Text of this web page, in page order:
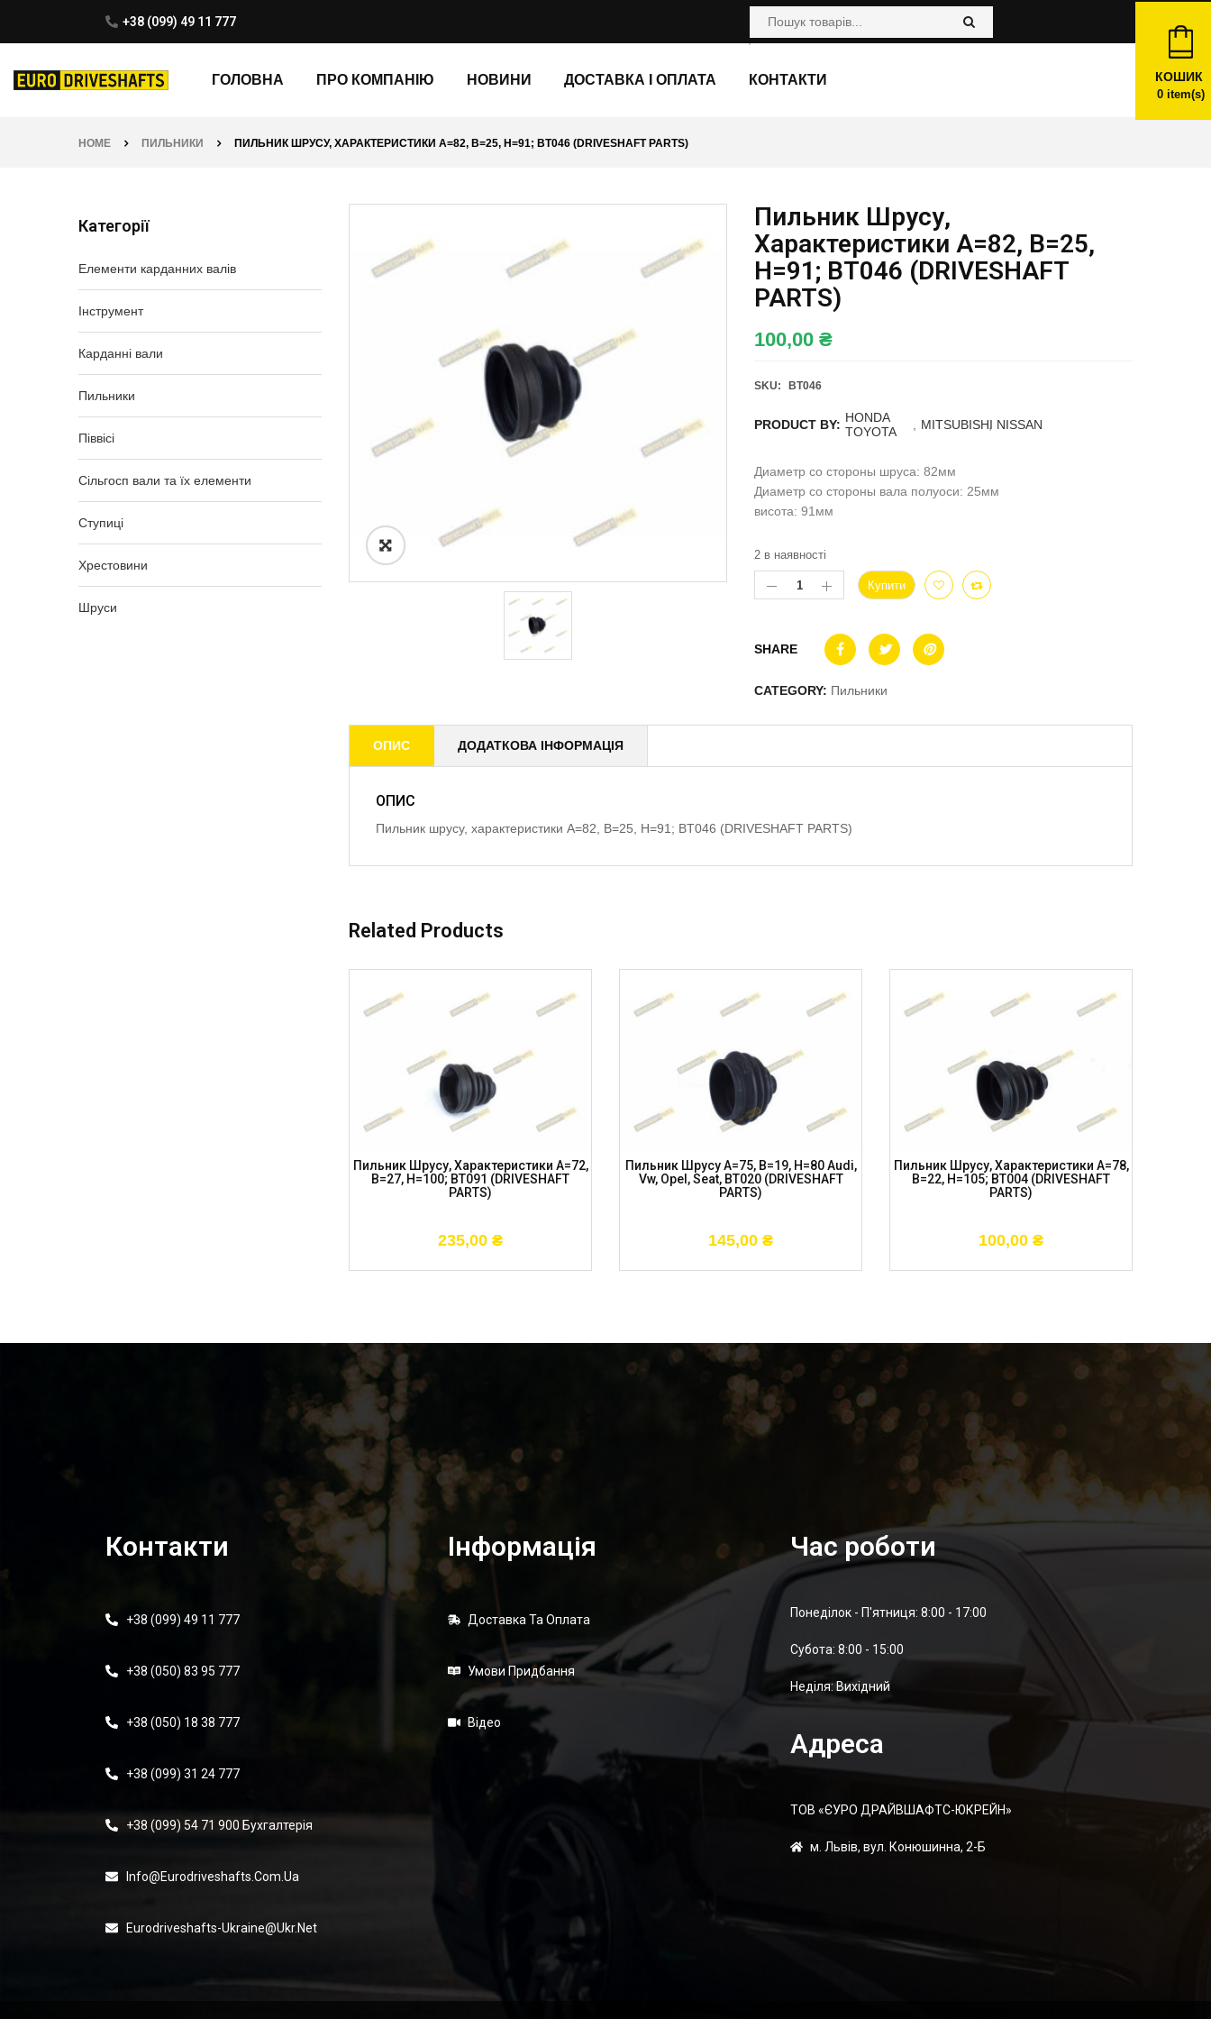
+38 (099) 49 11 777
ГОЛОВНА ПРО КОМПАНІЮ НОВИНИ ДОСТАВКА І ОПЛАТА КОНТАКТИ КОШИК
0item(s)
HOME ПИЛЬНИКИ ПИЛЬНИК ШРУСУ, ХАРАКТЕРИСТИКИ A=82, B=25, H=91; BT046 (DRIVESHAFT PARTS)
Категорії
Елементи карданних валів
Інструмент
Карданні вали
Пильники
Піввісі
Сільгосп вали та їх елементи
Ступиці
Хрестовини
Шруси
Пильник Шрусу,
Характеристики A=82, B=25,
H=91; BT046 (DRIVESHAFT
PARTS)
100,00 ₴
SKU: BT046
PRODUCT BY: HONDA
TOYOTA
MITSUBISHI, NISSAN
Диаметр со стороны шруса: 82мм
Диаметр со стороны вала полуоси: 25мм
висота: 91мм
2 в наявності
Купити
SHARE
CATEGORY: Пильники
ОПИС ДОДАТКОВА ІНФОРМАЦІЯ
ОПИС
Пильник шрусу, характеристики A=82, B=25, H=91; BT046 (DRIVESHAFT PARTS)
Related Products
Пильник Шрусу, Характеристики A=72,
B=27, H=100; BT091 (DRIVESHAFT
PARTS)
235,00 ₴
Пильник Шрусу A=75, B=19, H=80 Audi,
Vw, Opel, Seat, BT020 (DRIVESHAFT
PARTS)
145,00 ₴
Пильник Шрусу, Характеристики A=78,
B=22, H=105; BT004 (DRIVESHAFT
PARTS)
100,00 ₴
Контакти
+38 (099) 49 11 777
+38 (050) 83 95 777
+38 (050) 18 38 777
+38 (099) 31 24 777
+38 (099) 54 71 900 Бухгалтерія
Info@eurodriveshafts.com.ua
Eurodriveshafts-Ukraine@ukr.net
Інформація
Доставка Та Оплата
Умови Придбання
Відео
Час роботи
Понеділок - П'ятниця: 8:00 - 17:00
Суботa: 8:00 - 15:00
Неділя: Вихідний
Адреса
ТОВ «ЄУРО ДРАЙВШАФТC-ЮКРЕЙН»
м. Львів, вул. Конюшинна, 2-Б